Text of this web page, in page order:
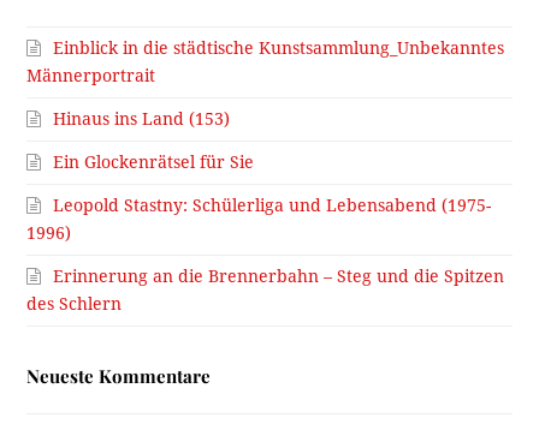
Einblick in die städtische Kunstsammlung_Unbekanntes
Männerportrait
Hinaus ins Land (153)
Ein Glockenrätsel für Sie
Leopold Stastny: Schülerliga und Lebensabend (1975-
1996)
Erinnerung an die Brennerbahn – Steg und die Spitzen
des Schlern
Neueste Kommentare